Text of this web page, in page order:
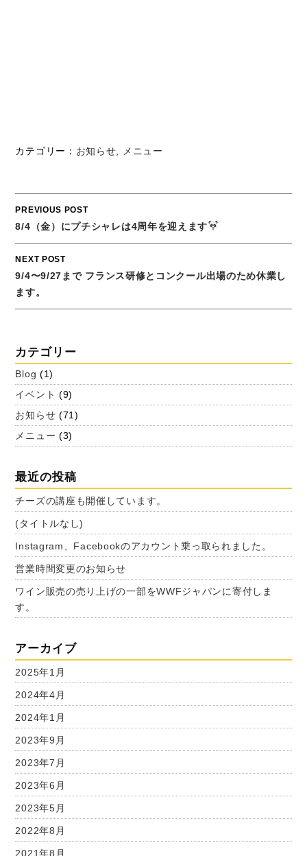
カテゴリー： お知らせ メニュー
Post
navigation
PREVIOUS POST
8/4（金）にプチシャレは4周年を迎えます
NEXT POST
9/4〜9/27まで フランス研修とコンクール出場のため休業し
ます。
カテゴリー
Blog (1)
イベント (9)
お知らせ (71)
メニュー (3)
最近の投稿
チーズの講座も開催しています。
(タイトルなし)
Instagram、Facebookのアカウント乗っ取られました。
営業時間変更のお知らせ
ワイン販売の売り上げの一部をWWFジャパンに寄付しま
す。
アーカイブ
2025年1月
2024年4月
2024年1月
2023年9月
2023年7月
2023年6月
2023年5月
2022年8月
2021年8月